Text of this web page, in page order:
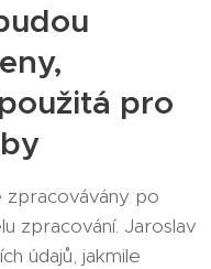
pro
zpracovávány po
zpracování. Jaroslav
údajů, jakmile